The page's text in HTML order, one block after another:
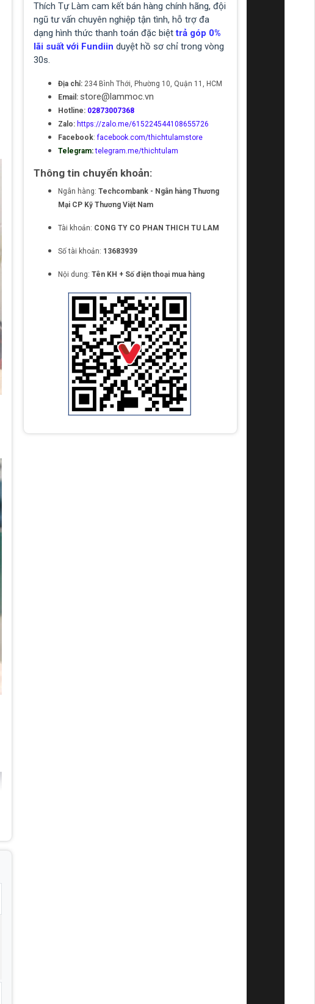
Thích Tự Làm cam kết bán hàng chính hãng, đội
ngũ tư vấn chuyên nghiệp tận tình, hỗ trợ đa
dạng hình thức thanh toán đặc biệttrả góp 0%
lãi suất với Fundiin duyệt hồ sơ chỉ trong vòng
30s.
Địa chỉ: 234 Bình Thới, Phường 10, Quận 11, HCM
Email: store@lammoc.vn
Hotline: 02873007368
Zalo: https://zalo.me/615224544108655726
Facebook:facebook.com/thichtulamstore
Telegram: telegram.me/thichtulam
Thông tin chuyển khoản:
Ngân hàng: Techcombank - Ngân hàng Thương
Mại CP Kỹ Thương Việt Nam
Tài khoản: CONG TY CO PHAN THICH TU LAM
Số tài khoản: 13683939
Nội dung: Tên KH + Số điện thoại mua hàng